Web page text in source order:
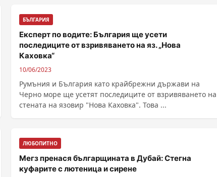
БЪЛГАРИЯ
Експерт по водите: България ще усети
последиците от взривяването на яз. „Нова
Каховка“
10/06/2023
Румъния и България като крайбрежни държави на
Черно море ще усетят последиците от взривяването на
стената на язовир "Нова Каховка". Това ...
ЛЮБОПИТНО
Mегз пренася българщината в Дубай: Стегна
куфарите с лютеница и сирене